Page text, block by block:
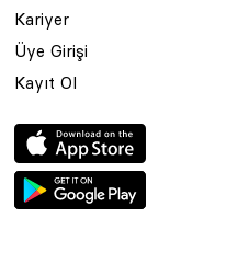
Kariyer
Üye Girişi
Kayıt Ol